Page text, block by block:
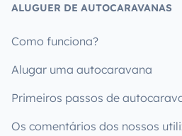
ALUGUER DE AUTOCARAVANAS
Como funciona?
Alugar uma autocaravana
Primeiros passos de
Os comentários dos nossos